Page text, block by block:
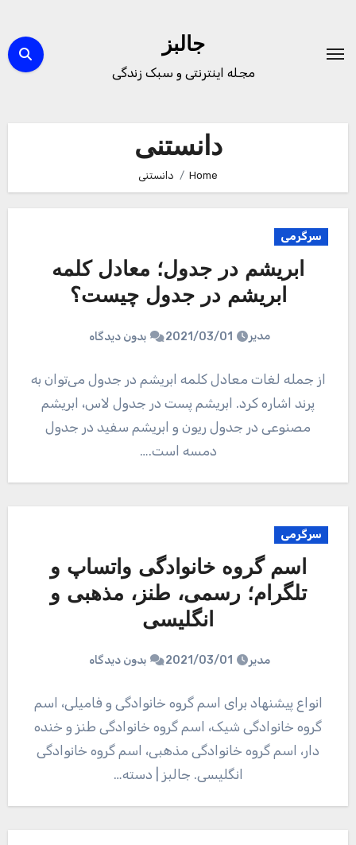
content
جالبز
مجله اینترنتی و سبک زندگی
دانستنی
Home دانستنی
سرگرمی
ابریشم در جدول؛ معادل کلمه
ابریشم در جدول چیست؟
مدیر 2021/03/01 بدون دیدگاه
از جمله لغات معادل کلمه ابریشم در جدول می‌توان به
پرند اشاره کرد. ابریشم پست در جدول لاس، ابریشم
مصنوعی در جدول ریون و ابریشم سفید در جدول
دمسه است.…
سرگرمی
اسم گروه خانوادگی واتساپ و
تلگرام؛ رسمی، طنز، مذهبی و
انگلیسی
مدیر 2021/03/01 بدون دیدگاه
انواع پیشنهاد برای اسم گروه خانوادگی و فامیلی، اسم
گروه خانوادگی شیک، اسم گروه خانوادگی طنز و خنده
دار، اسم گروه خانوادگی مذهبی، اسم گروه خانوادگی
انگلیسی. جالبز | دسته…